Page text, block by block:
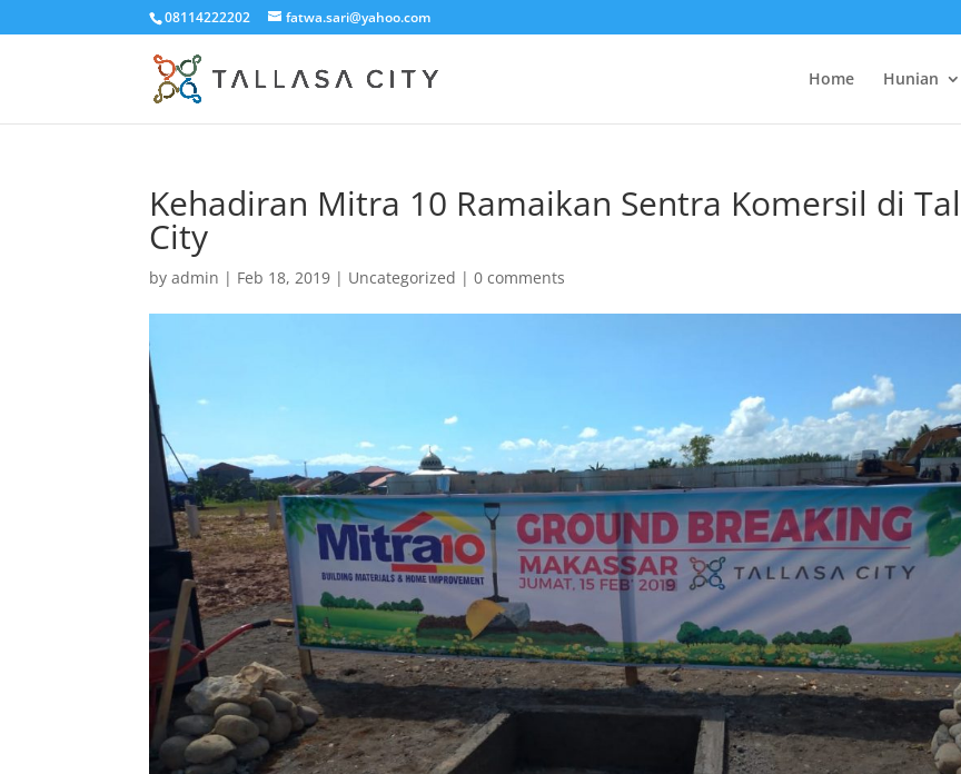
08114222202 fatwa.sari@yahoo.com
Home Hunian
Kehadiran Mitra 10 Ramaikan Sentra Komersil di
City
byadmin | Feb 18, 2019 | Uncategorized |0 comments